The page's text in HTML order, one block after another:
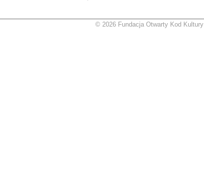
© 2026 Fundacja Otwarty Kod Kultury